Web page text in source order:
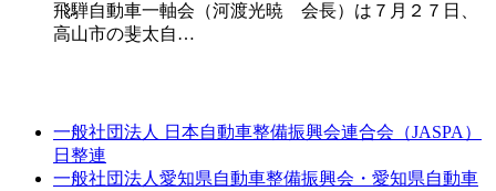
飛騨自動車一軸会（河渡光暁 会長）は７月２７日、
高山市の斐太自…
一般社団法人 日本自動車整備振興会連合会（JASPA）
日整連
一般社団法人愛知県自動車整備振興会・愛知県自動車